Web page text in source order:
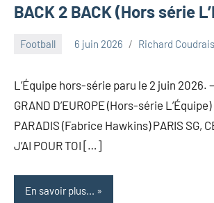
BACK 2 BACK (Hors série
Football 6 juin 2026 Richard Coudrais
L’Équipe hors-série paru le 2 juin 2026.
GRAND D’EUROPE (Hors-série L’Équipe)
PARADIS (Fabrice Hawkins) PARIS SG,
J’AI POUR TOI […]
En savoir plus...